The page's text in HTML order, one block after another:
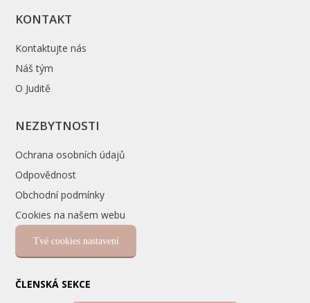
KONTAKT
Kontaktujte nás
Náš tým
O Juditě
NEZBYTNOSTI
Ochrana osobních údajů
Odpovědnost
Obchodní podmínky
Cookies na našem webu
Tvé cookies nastavení
ČLENSKÁ SEKCE